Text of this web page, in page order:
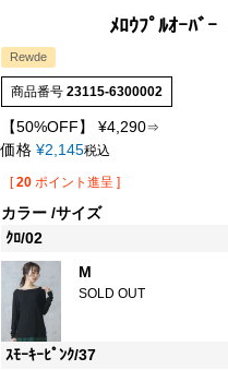
ﾒﾛｳﾌﾟﾙｵｰﾊﾞｰ
Rewde
商品番号 23115-6300002
【50%OFF】 ¥4,290⇒
価格 ¥2,145税込
[ 20 ポイント進呈 ]
カラー サイズ
ｸﾛ/02
M
SOLD OUT
ｽﾓｰｷｰﾋﾟﾝｸ/37